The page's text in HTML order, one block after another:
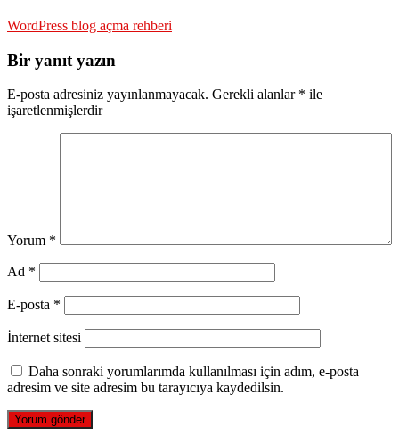
WordPress blog açma rehberi
Bir yanıt yazın
E-posta adresiniz yayınlanmayacak. Gerekli alanlar * ile
işaretlenmişlerdir
Yorum *
Ad *
E-posta *
İnternet sitesi
Daha sonraki yorumlarımda kullanılması için adım, e-posta
adresim ve site adresim bu tarayıcıya kaydedilsin.